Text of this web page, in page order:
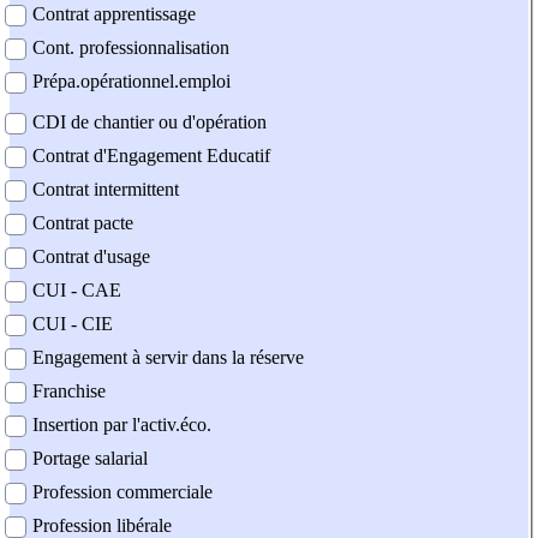
Contrat apprentissage
Cont. professionnalisation
Prépa.opérationnel.emploi
CDI de chantier ou d'opération
Contrat d'Engagement Educatif
Contrat intermittent
Contrat pacte
Contrat d'usage
CUI - CAE
CUI - CIE
Engagement à servir dans la réserve
Franchise
Insertion par l'activ.éco.
Portage salarial
Profession commerciale
Profession libérale